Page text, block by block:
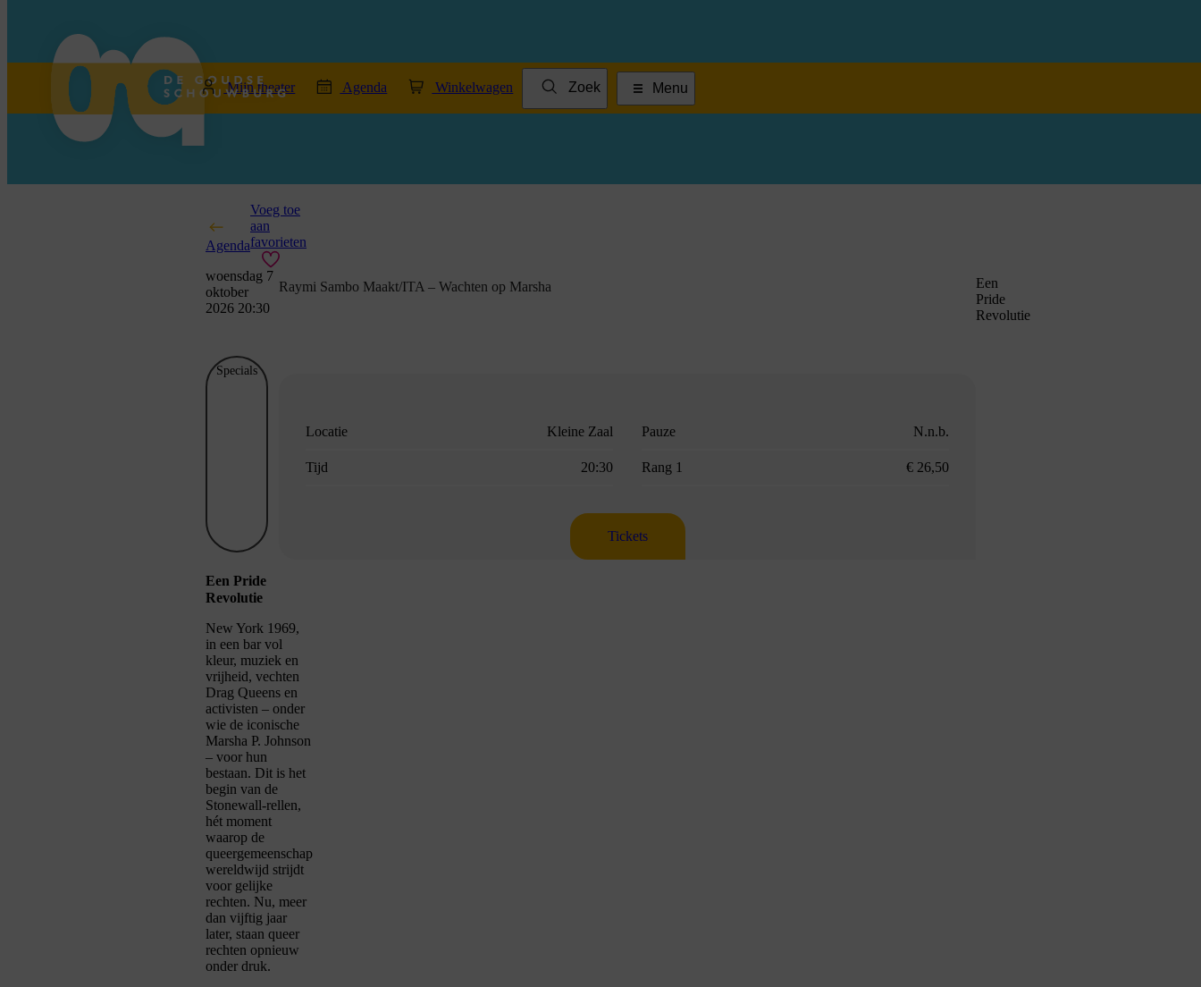
Mijn theater Agenda Winkelwagen Zoek Menu
Agenda
Voeg toe
aan
favorieten
woensdag 7
oktober
2026 20:30
Raymi Sambo Maakt/ITA – Wachten op Marsha
Een
Pride
Revolutie
Specials
Locatie Kleine Zaal
Tijd 20:30
Pauze N.n.b.
Rang 1 € 26,50
Tickets
Een Pride
Revolutie
New York 1969,
in een bar vol
kleur, muziek en
vrijheid, vechten
Drag Queens en
activisten – onder
wie de iconische
Marsha P. Johnson
– voor hun
bestaan. Dit is het
begin van de
Stonewall-rellen,
hét moment
waarop de
queergemeenschap
wereldwijd strijdt
voor gelijke
rechten. Nu, meer
dan vijftig jaar
later, staan queer
rechten opnieuw
onder druk.